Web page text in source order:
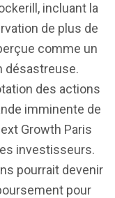
incluant la
de plus de
comme un
désastreuse.
des actions
imminente de
Growth Paris
investisseurs.
pourrait devenir
pour